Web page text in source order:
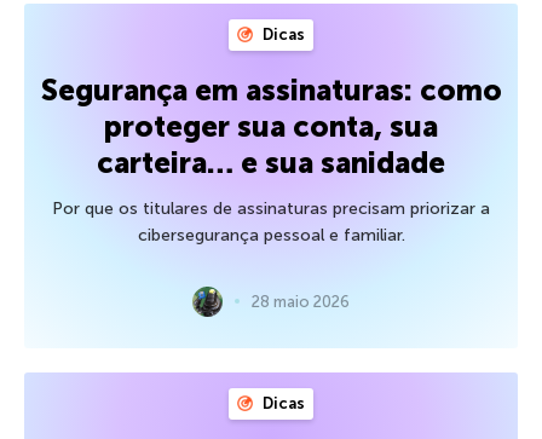
Dicas
Segurança em assinaturas: como
proteger sua conta, sua
carteira… e sua sanidade
Por que os titulares de assinaturas precisam priorizar a
cibersegurança pessoal e familiar.
28 maio 2026
Dicas